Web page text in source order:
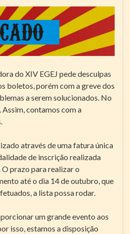
do XIV EGEJ pede desculpas
boletos, porém com a greve dos
a serem solucionados. No
Assim, contamos com a
através de uma fatura única
de inscrição realizada
prazo para realizar o
até o dia 14 de outubro, que
a lista possa rodar.
um grande evento aos
isso, estamos a disposição